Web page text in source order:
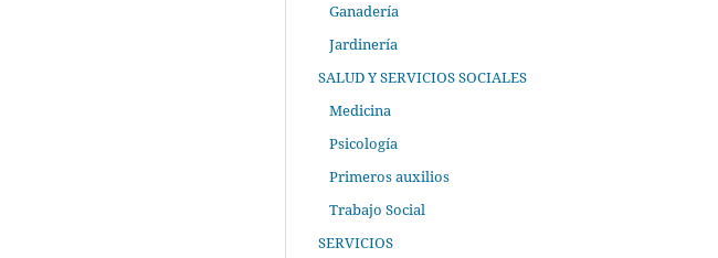
Ganadería
Jardinería
SALUD Y SERVICIOS SOCIALES
Medicina
Psicología
Primeros auxilios
Trabajo Social
SERVICIOS